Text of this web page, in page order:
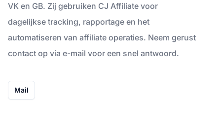
VK en GB. Zij gebruiken CJ Affiliate voor
dagelijkse tracking, rapportage en het
automatiseren van affiliate operaties. Neem gerust
contact op via e-mail voor een snel antwoord.
Mail